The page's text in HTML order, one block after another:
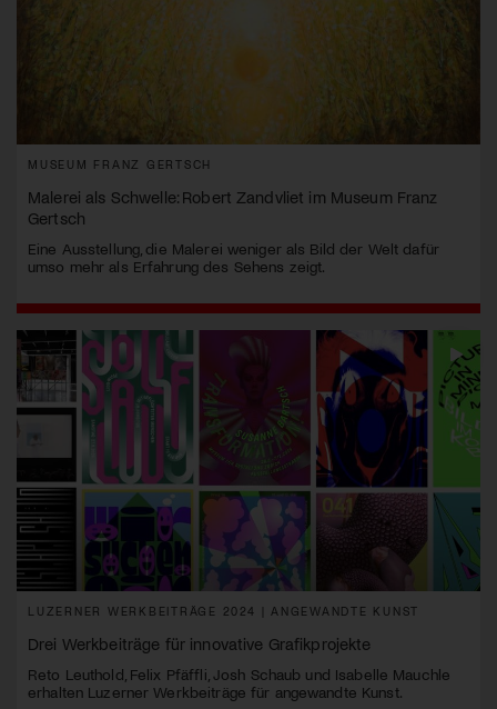
MUSEUM FRANZ GERTSCH
Malerei als Schwelle: Robert Zandvliet im Museum Franz
Gertsch
Eine Ausstellung, die Malerei weniger als Bild der Welt dafür
umso mehr als Erfahrung des Sehens zeigt.
LUZERNER WERKBEITRÄGE 2024 | ANGEWANDTE KUNST
Drei Werkbeiträge für innovative Grafikprojekte
Reto Leuthold, Felix Pfäffli, Josh Schaub und Isabelle Mauchle
erhalten Luzerner Werkbeiträge für angewandte Kunst.